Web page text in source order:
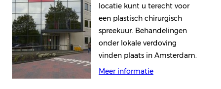
locatie kunt u terecht voor
een plastisch chirurgisch
spreekuur. Behandelingen
onder lokale verdoving
vinden plaats in Amsterdam.
Meer informatie